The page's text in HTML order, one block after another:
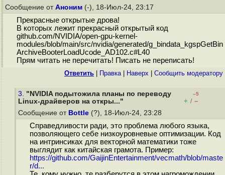
Сообщение от Аноним (-), 18-Июл-24, 23:17
Прекрасные открытые дрова!
В которых лежит прекрасный открытый код
github.com/NVIDIA/open-gpu-kernel-
modules/blob/main/src/nvidia/generated/g_bindata_kgspGetBin
ArchiveBooterLoadUcode_AD102.c#L40
Прям читать не перечитать! Писать не переписать!
Ответить Правка| Наверх Cообщить модератору
3. "NVIDIA подытожила планы по переводу
Linux-драйверов на откры..."
–5
+ / –
Сообщение от Bottle (?), 18-Июл-24, 23:28
Справедливости ради, это проблема любого языка,
позволяющего себе низкоуровневые оптимизации. Код
на интринсиках для векторной математики тоже
выглядит как китайская грамота. Пример:
https://github.com/GaijinEntertainment/vecmath/blob/maste
r/d...